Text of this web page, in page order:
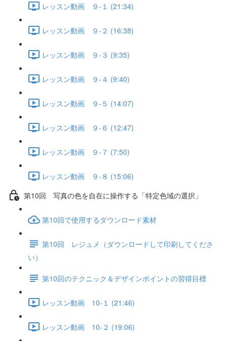
レッスン動画 ９-１ (21:34)
レッスン動画 ９-２ (16:38)
レッスン動画 ９-３ (9:35)
レッスン動画 ９-４ (9:40)
レッスン動画 ９-５ (14:07)
レッスン動画 ９-６ (12:47)
レッスン動画 ９-７ (7:50)
レッスン動画 ９-８ (15:06)
第10回 写真の色を自在に操作する「特定色域の選択」
第10回で使用するダウンロード素材
第10回 レジュメ（ダウンロードして印刷してくださ
い）
第10回のテクニック＆デザインポイントの習得目標
レッスン動画 10-１ (21:46)
レッスン動画 10-２ (19:06)